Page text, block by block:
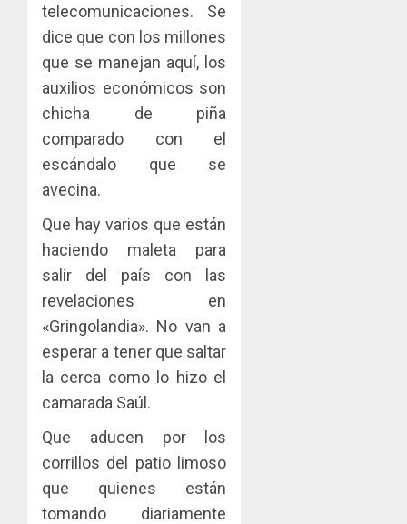
telecomunicaciones. Se
dice que con los millones
que se manejan aquí, los
auxilios económicos son
chicha de piña
comparado con el
escándalo que se
avecina.
Que hay varios que están
haciendo maleta para
salir del país con las
revelaciones en
«Gringolandia». No van a
esperar a tener que saltar
la cerca como lo hizo el
camarada Saúl.
Que aducen por los
corrillos del patio limoso
que quienes están
tomando diariamente